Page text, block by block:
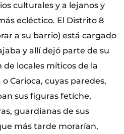
culturales y a lejanos y
ecléctico. El Distrito 8
a su barrio) está cargado
y allí dejó parte de su
locales míticos de la
Carioca, cuyas paredes,
sus figuras fetiche,
guardianas de sus
más tarde morarían,